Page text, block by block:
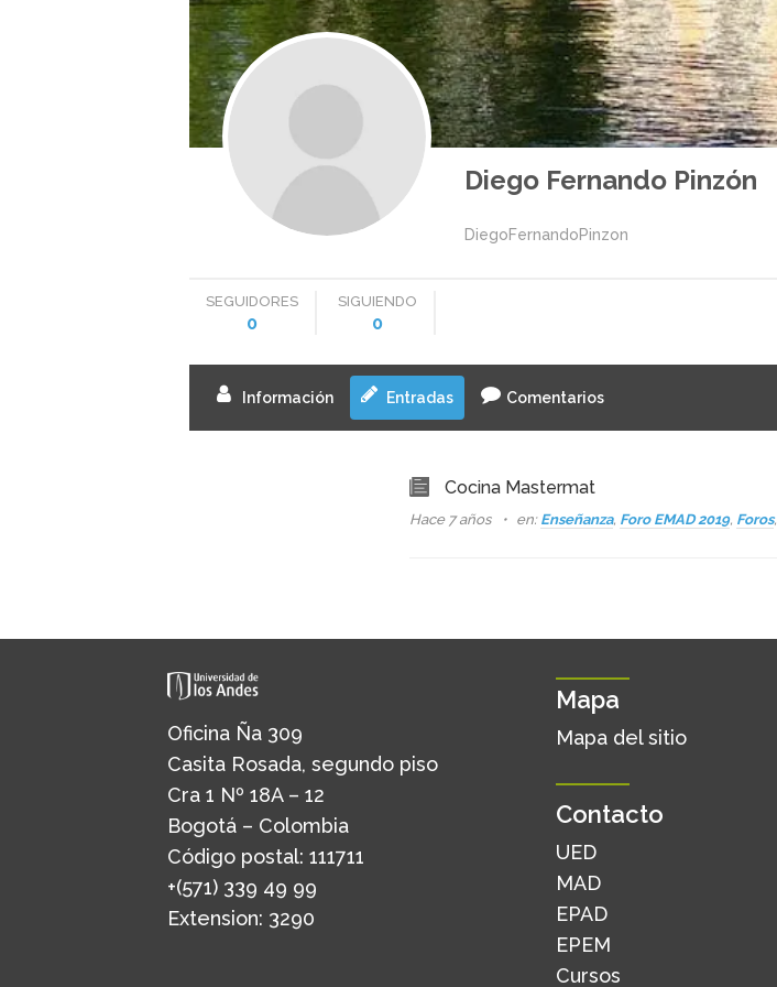
Diego Fernando Pinzón
DiegoFernandoPinzon
SEGUIDORES
0
SIGUIENDO
0
Información Entradas Comentarios
Cocina Mastermat
Hace 7 años en: Enseñanza, Foro EMAD 2019, Foros,
Oficina Ña 309
Casita Rosada, segundo piso
Cra 1 Nº 18A – 12
Bogotá – Colombia
Código postal: 111711
+(571) 339 49 99
Extension: 3290
Mapa
Mapa del sitio
Contacto
UED
MAD
EPAD
EPEM
Cursos